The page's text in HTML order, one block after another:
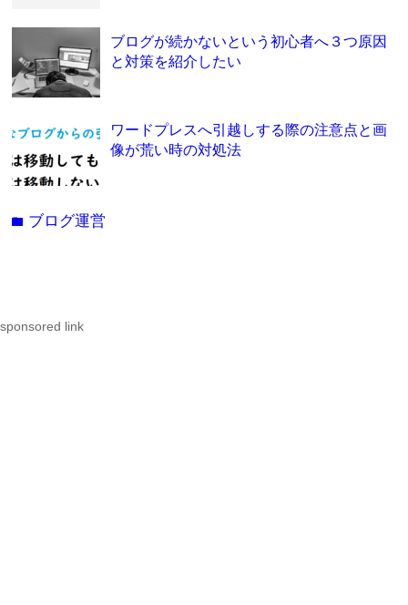
ブログが続かないという初心者へ３つ原因
と対策を紹介したい
ワードプレスへ引越しする際の注意点と画
像が荒い時の対処法
folder ブログ運営
sponsored link